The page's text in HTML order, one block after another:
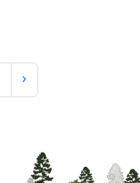
›